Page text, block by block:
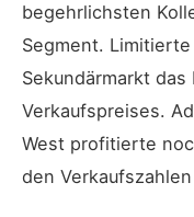
begehrlichsten
Segment.
Sekundärmarkt
Verkaufspreises.
West profitierte
den